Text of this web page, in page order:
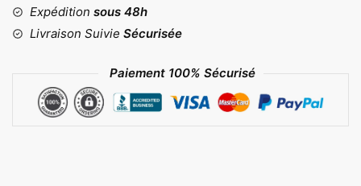
Expédition sous 48h
Livraison Suivie Sécurisée
Paiement 100% Sécurisé